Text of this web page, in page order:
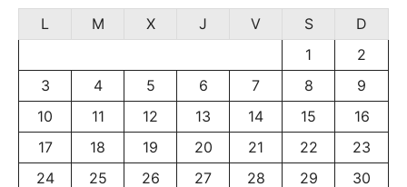
L
M X J V S
D
1
2
3
4 5 6 7 8
9
10
11 12 13 14 15
16
17
18 19 20 21 22
23
24
25 26 27 28 29
30